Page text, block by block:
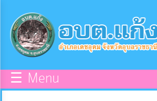
หน้า
หลัก
ข้อมูล
พื้น
☰ Menu